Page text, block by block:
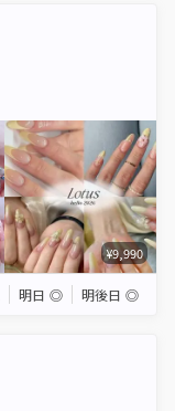
¥9,990
明日 ◎ 明後日 ◎